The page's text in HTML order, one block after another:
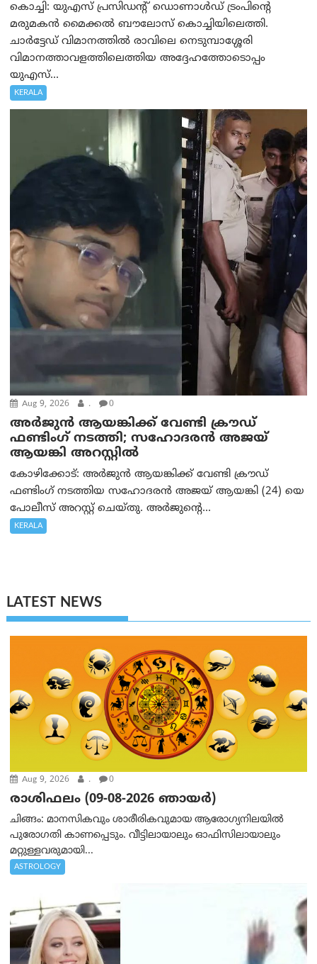
കൊച്ചി: യുഎസ് പ്രസിഡന്റ് ഡൊണാൾഡ് ട്രംപിന്റെ
മരുമകൻ മൈക്കൽ ബൗലോസ് കൊച്ചിയിലെത്തി.
ചാർട്ടേഡ് വിമാനത്തിൽ രാവിലെ നെടുമ്പാശ്ശേരി
വിമാനത്താവളത്തിലെത്തിയ അദ്ദേഹത്തോടൊപ്പം
യുഎസ്...
KERALA
Aug 9, 2026 . 0
അർജുൻ ആയങ്കിക്ക് വേണ്ടി ക്രൗഡ്
ഫണ്ടിംഗ് നടത്തി; സഹോദരന്‍ അജയ്
ആയങ്കി അറസ്റ്റിൽ
കോഴിക്കോട്: അർജുൻ ആയങ്കിക്ക് വേണ്ടി ക്രൗഡ്
ഫണ്ടിംഗ് നടത്തിയ സഹോദരന്‍ അജയ് ആയങ്കി (24) യെ
പോലീസ് അറസ്റ്റ് ചെയ്തു. അർജുന്റെ...
KERALA
LATEST NEWS
Aug 9, 2026 . 0
രാശിഫലം (09-08-2026 ഞായര്‍)
ചിങ്ങം: മാനസികവും ശാരീരികവുമായ ആരോഗ്യനിലയിൽ
പുരോഗതി കാണപ്പെടും. വീട്ടിലായാലും ഓഫിസിലായാലും
മറ്റുള്ളവരുമായി...
ASTROLOGY